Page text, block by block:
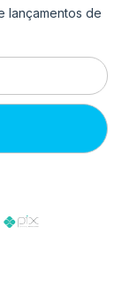
lançamentos de